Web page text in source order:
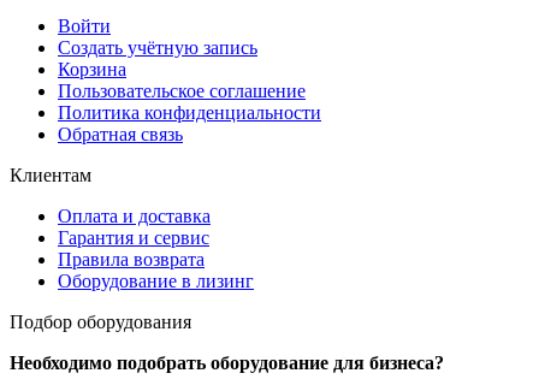
Войти
Создать учётную запись
Корзина
Пользовательское соглашение
Политика конфиденциальности
Обратная связь
Клиентам
Оплата и доставка
Гарантия и сервис
Правила возврата
Оборудование в лизинг
Подбор оборудования
Необходимо подобрать оборудование для бизнеса?